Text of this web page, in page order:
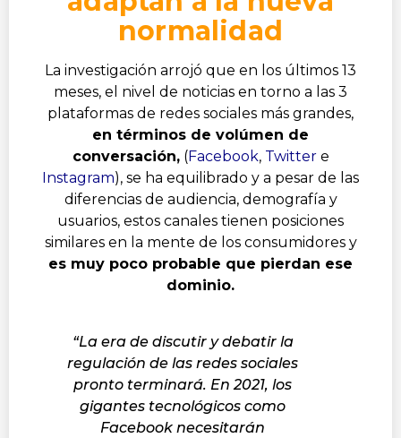
normalidad
La investigación arrojó que en los últimos 13
meses, el nivel de noticias en torno a las 3
plataformas de redes sociales más grandes,
en términos de volúmen de
conversación,(Facebook, Twittere
Instagram), se ha equilibrado y a pesar de las
diferencias de audiencia, demografía y
usuarios, estos canales tienen posiciones
similares en la mente de los consumidores y
es muy poco probable que pierdan ese
dominio.
“La era de discutir y debatir la
regulación de las redes sociales
pronto terminará. En 2021, los
gigantes tecnológicos como
Facebook necesitarán